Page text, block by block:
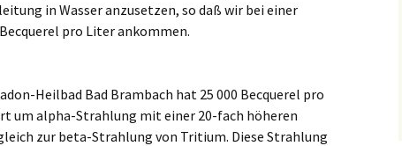
in Wasser anzusetzen, so daß wir bei einer
pro Liter ankommen.
Heilbad Bad Brambach hat 25 000 Becquerel pro
um alpha-Strahlung mit einer 20-fach höheren
zur beta-Strahlung von Tritium. Diese Strahlung